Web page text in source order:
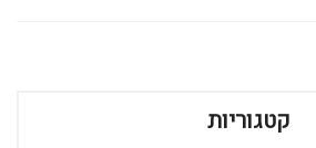
קטגוריות